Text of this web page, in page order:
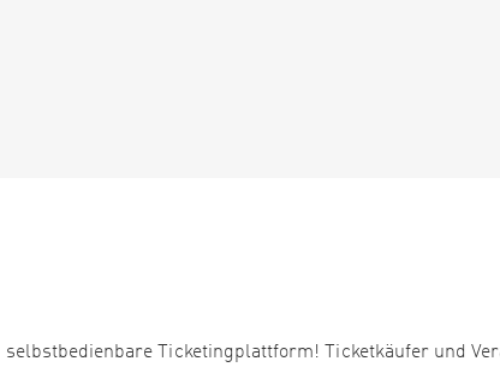
selbstbedienbare Ticketingplattform! Ticketkäufer und